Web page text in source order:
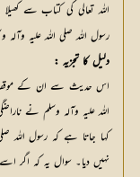
اللہ تعالی کی کتاب سے
رسول اللہ صلی اللہ علیہ
دلیل کا تجزیہ :
اس حدیث سے ان کے موقف کی
اللہ علیہ وآلہ وسلم نے
کہا جاتا ہے کہ رسول اللہ
نہیں دیا۔ سوال یہ کہ اگر